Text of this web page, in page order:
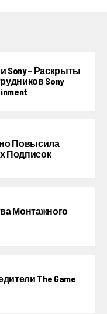
Sony – Раскрыты
Sony
Повысила
Подписок
Монтажного
The Game